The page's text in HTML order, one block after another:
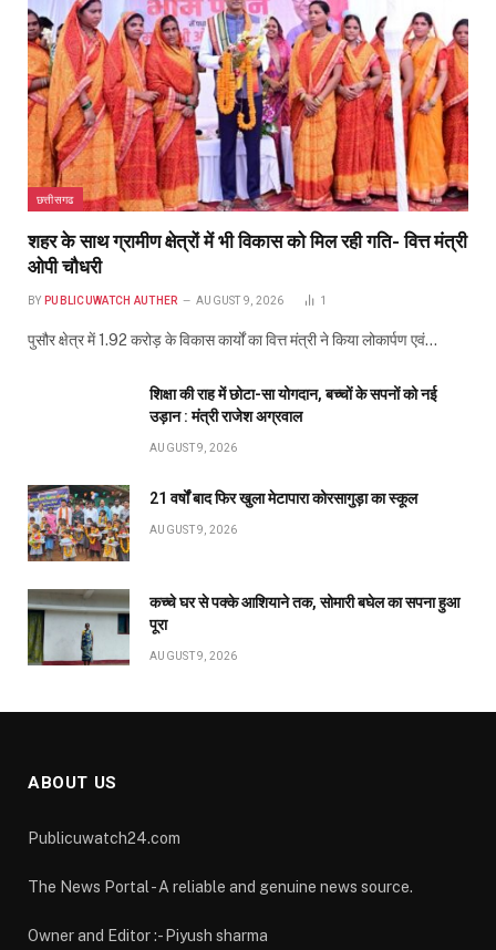
छत्तीसगढ
शहर के साथ ग्रामीण क्षेत्रों में भी विकास को मिल रही गति- वित्त मंत्री
ओपी चौधरी
BY PUBLICUWATCH AUTHER AUGUST 9, 2026 1
पुसौर क्षेत्र में 1.92 करोड़ के विकास कार्यों का वित्त मंत्री ने किया लोकार्पण एवं…
शिक्षा की राह में छोटा-सा योगदान, बच्चों के सपनों को नई
उड़ान : मंत्री राजेश अग्रवाल
AUGUST 9, 2026
21 वर्षों बाद फिर खुला मेटापारा कोरसागुड़ा का स्कूल
AUGUST 9, 2026
कच्चे घर से पक्के आशियाने तक, सोमारी बघेल का सपना हुआ
पूरा
AUGUST 9, 2026
ABOUT US
Publicuwatch24.com
The News Portal - A reliable and genuine news source.
Owner and Editor :- Piyush sharma